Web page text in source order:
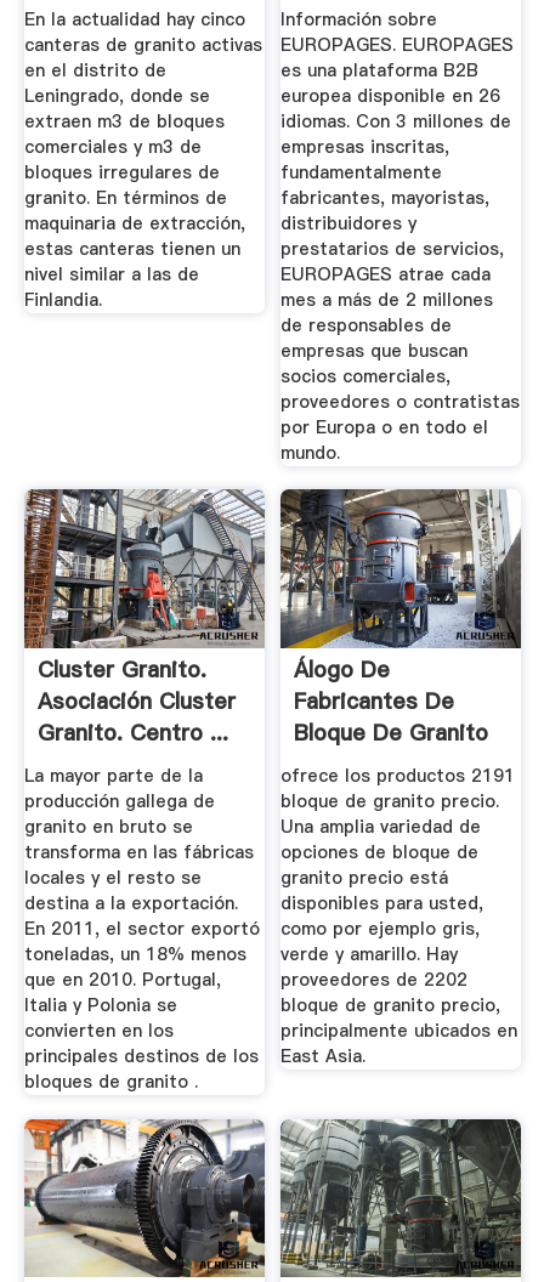
Sobre ...
En la actualidad hay cinco
canteras de granito activas
en el distrito de
Leningrado, donde se
extraen m3 de bloques
comerciales y m3 de
bloques irregulares de
granito. En términos de
maquinaria de extracción,
estas canteras tienen un
nivel similar a las de
Finlandia.
Información sobre
EUROPAGES. EUROPAGES
es una plataforma B2B
europea disponible en 26
idiomas. Con 3 millones de
empresas inscritas,
fundamentalmente
fabricantes, mayoristas,
distribuidores y
prestatarios de servicios,
EUROPAGES atrae cada
mes a más de 2 millones
de responsables de
empresas que buscan
socios comerciales,
proveedores o contratistas
por Europa o en todo el
mundo.
Cluster Granito.
Asociación Cluster
Granito. Centro ...
La mayor parte de la
producción gallega de
granito en bruto se
transforma en las fábricas
locales y el resto se
destina a la exportación.
En 2011, el sector exportó
toneladas, un 18% menos
que en 2010. Portugal,
Italia y Polonia se
convierten en los
principales destinos de los
bloques de granito .
Álogo De
Fabricantes De
Bloque De Granito
Precio De ...
ofrece los productos 2191
bloque de granito precio.
Una amplia variedad de
opciones de bloque de
granito precio está
disponibles para usted,
como por ejemplo gris,
verde y amarillo. Hay
proveedores de 2202
bloque de granito precio,
principalmente ubicados en
East Asia.